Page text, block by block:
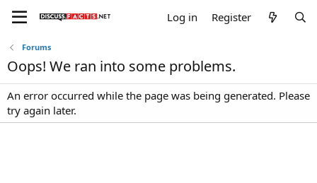
Log in Register
Forums
Oops! We ran into some problems.
An error occurred while the page was being generated. Please
try again later.